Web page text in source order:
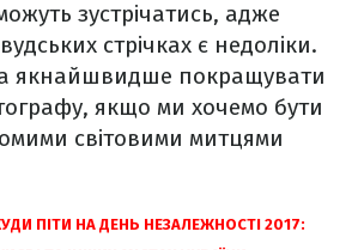
зустрічатись, адже
стрічках є недоліки.
якнайшвидше покращувати
якщо ми хочемо бути
світовими митцями
ПІТИ НА ДЕНЬ НЕЗАЛЕЖНОСТІ 2017: